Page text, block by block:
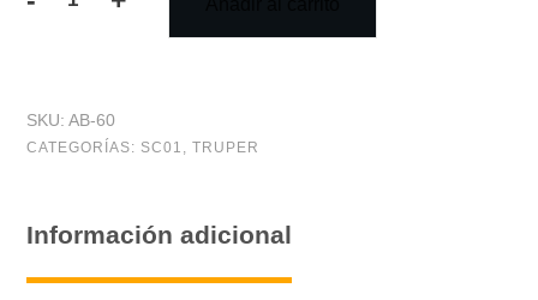
60,
5/16
SKU: AB-60
CATEGORÍAS: SC01 , TRUPER
Información adicional